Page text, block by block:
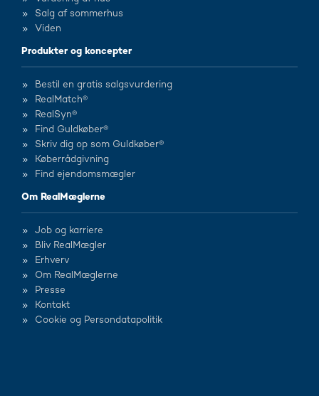
Salg af sommerhus
Viden
Produkter og koncepter
Bestil en gratis salgsvurdering
RealMatch®
RealSyn®
Find Guldkøber®
Skriv dig op som Guldkøber®
Køberrådgivning
Find ejendomsmægler
Om RealMæglerne
Job og karriere
Bliv RealMægler
Erhverv
Om RealMæglerne
Presse
Kontakt
Cookie og Persondatapolitik